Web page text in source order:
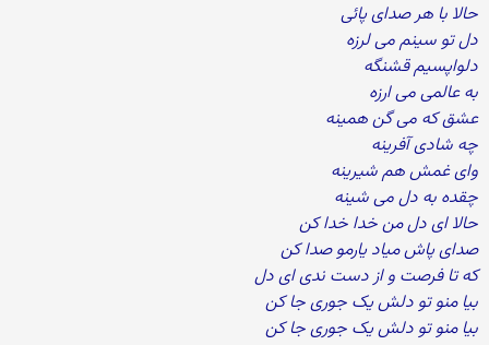
حالا با هر صدای پائی
دل تو سینم می لرزه
دلواپسیم قشنگه
به عالمی می ارزه
عشق که می گن همینه
چه شادی آفرینه
وای غمش هم شیرینه
چقده به دل می شینه
حالا ای دل من خدا خدا کن
صدای پاش میاد یارمو صدا کن
که تا فرصت و از دست ندی ای دل
بیا منو تو دلش یک جوری جا کن
بیا منو تو دلش یک جوری جا کن